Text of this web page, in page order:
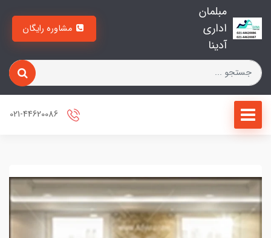
مبلمان
اداری
آدینا